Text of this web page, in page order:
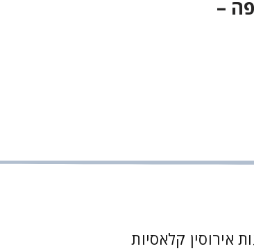
–
אירוסין קלאסיות